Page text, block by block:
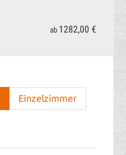
ab 1282,00 €
Einzelzimmer